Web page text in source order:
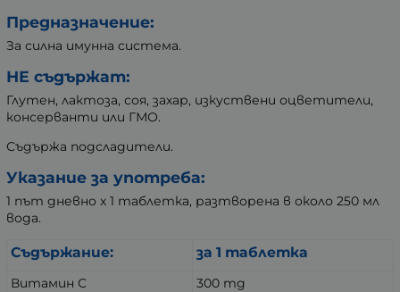
Предназначение:
За силна имунна система.
НЕ съдържат:
Глутен, лактоза, соя, захар, изкуствени оцветители,
консерванти или ГМО.
Съдържа подсладители.
Указание за употреба:
1 път дневно х 1 таблетка, разтворена в около 250 мл
вода.
Съдържание: за 1 таблетка
Витамин С
300 mg